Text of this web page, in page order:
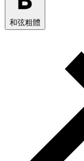
和弦粗體